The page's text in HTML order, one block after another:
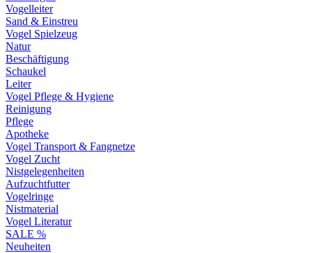
Vogelleiter
Sand & Einstreu
Vogel Spielzeug
Natur
Beschäftigung
Schaukel
Leiter
Vogel Pflege & Hygiene
Reinigung
Pflege
Apotheke
Vogel Transport & Fangnetze
Vogel Zucht
Nistgelegenheiten
Aufzuchtfutter
Vogelringe
Nistmaterial
Vogel Literatur
SALE %
Neuheiten